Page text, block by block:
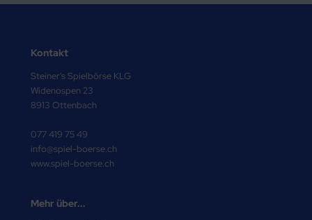
Kontakt
Steiner's Spielbörse KLG
Widenospen 23
8913 Ottenbach
077 419 75 49
info@spiel-boerse.ch
www.spiel-boerse.ch
Mehr über...